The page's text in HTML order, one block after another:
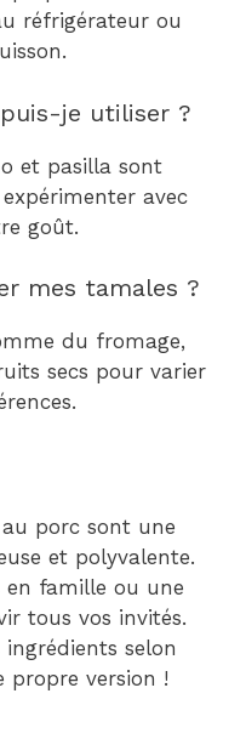
réfrigérateur ou
je utiliser ?
et pasilla sont
avec
goût.
mes tamales ?
du fromage,
secs pour varier
porc sont une
et polyvalente.
en famille ou une
tous vos invités.
ingrédients selon
propre version !